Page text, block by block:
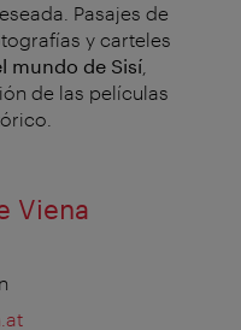
Pasajes de
y carteles
mundo de Sisí
de las películas
Viena